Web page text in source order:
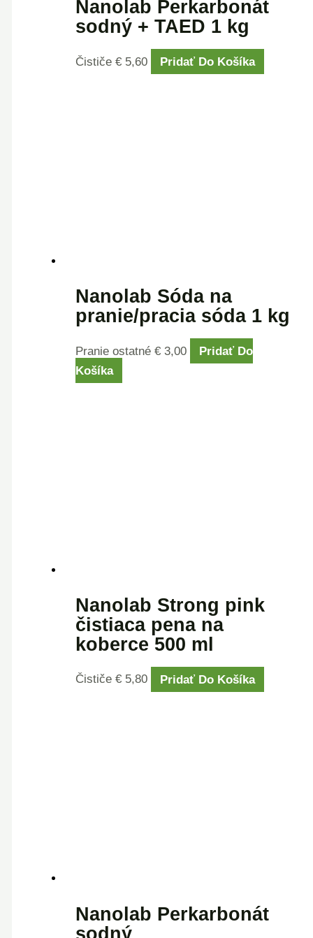
Nanolab Perkarbonát
sodný + TAED 1 kg
Čističe€ 5,60 Pridať Do Košíka
Nanolab Sóda na
pranie/pracia sóda 1 kg
Pranie ostatné€ 3,00
Pridať Do
Košíka
Nanolab Strong pink
čistiaca pena na
koberce 500 ml
Čističe€ 5,80 Pridať Do Košíka
Nanolab Perkarbonát
sodný